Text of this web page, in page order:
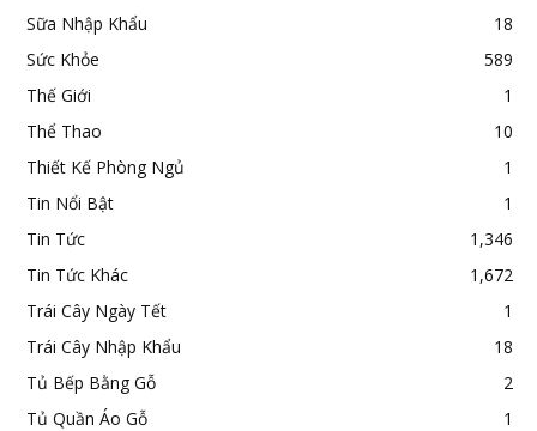
Sữa Nhập Khẩu
18
Sức Khỏe
589
Thế Giới
1
Thể Thao
10
Thiết Kế Phòng Ngủ
1
Tin Nổi Bật
1
Tin Tức
1,346
Tin Tức Khác
1,672
Trái Cây Ngày Tết
1
Trái Cây Nhập Khẩu
18
Tủ Bếp Bằng Gỗ
2
Tủ Quần Áo Gỗ
1